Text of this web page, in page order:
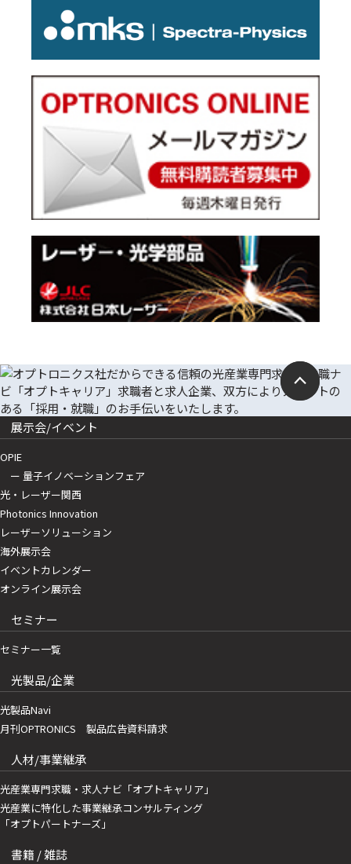
展示会/イベント
OPIE
ー 量子イノベーションフェア
光・レーザー関西
Photonics Innovation
レーザーソリューション
海外展示会
イベントカレンダー
オンライン展示会
セミナー
セミナー一覧
光製品/企業
光製品Navi
月刊OPTRONICS 製品広告資料請求
人材/事業継承
光産業専門求職・求人ナビ「オプトキャリア」
光産業に特化した事業継承コンサルティング
「オプトパートナーズ」
書籍 / 雑誌